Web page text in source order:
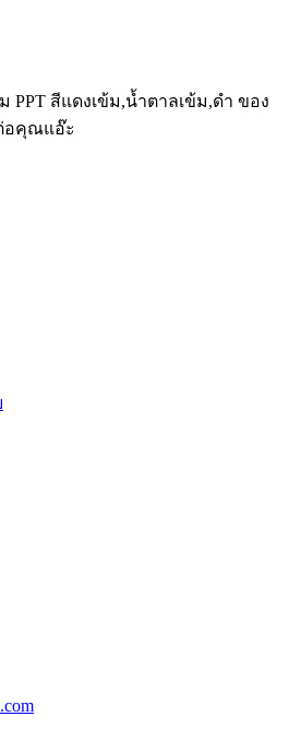
PPT สีแดงเข้ม,น้ำตาลเข้ม,ดำ ของ
อคุณแอ๊ะ